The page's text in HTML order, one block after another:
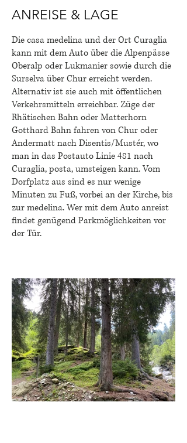
ANREISE & LAGE
Die casa medelina und der Ort Curaglia
kann mit dem Auto über die Alpenpässe
Oberalp oder Lukmanier sowie durch die
Surselvaüber Churerreicht werden.
Alternativ ist sie auch mit öffentlichen
Verkehrsmitteln erreichbar. Züge der
Rhätischen Bahn oder Matterhorn
Gotthard Bahn fahren von Chur oder
Andermatt nach Disentis/Mustér, wo
man in das Postauto Linie 481 nach
Curaglia, posta, umsteigen kann. Vom
Dorfplatz aus sind es nur wenige
Minuten zu Fuß, vorbei an der Kirche, bis
zur medelina. Wer mit dem Auto anreist
findet genügend Parkmöglichkeiten vor
der Tür.